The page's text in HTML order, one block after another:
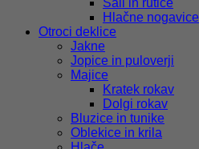
Hlačne nogavice
Otroci deklice
Jakne
Jopice in puloverji
Majice
Kratek rokav
Dolgi rokav
Bluzice in tunike
Oblekice in krila